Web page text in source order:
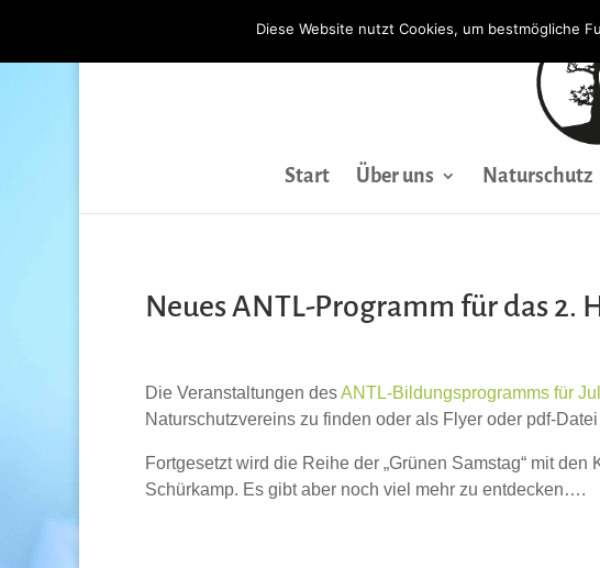
Start Über uns Naturschutz
Neues ANTL-Programm für das 2.
Die Veranstaltungen desANTL-Bildungsprogramms für
Naturschutzvereins zu finden oder als Flyer oder pdf-
Fortgesetzt wird die Reihe der „Grünen Samstag“ mit
Schürkamp. Es gibt aber noch viel mehr zu entdecken….
Diese Website nutzt Cookies, um bestmögliche